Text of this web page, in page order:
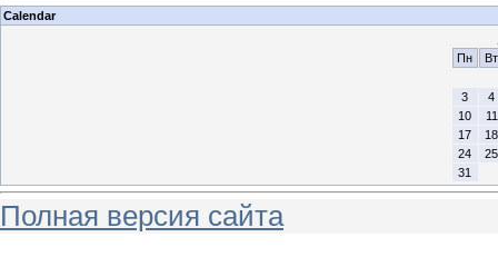
Calendar
Пн
Вт
3
4
10
11
17
18
24
25
31
Полная версия сайта